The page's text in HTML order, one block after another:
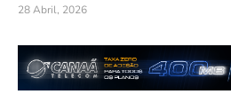
28 Abril, 2026